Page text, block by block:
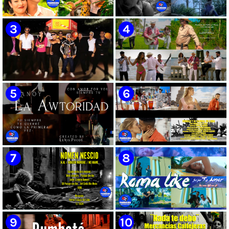
🟡 Susel Gómez (La China) ||
¨Oye Mi Leloley¨ || Director:
Onelio Jesús Larralde González
|| Música popular bailable
cubana || Videoclip || CUBA
🟢 Pirro | ¨Vuelve a mi¨ |
Videoclip | Música Urbana
Cubana | Artistas Cubanos |
Canción | CUBA
🔴 Osmani García & Varios
Artistas | ¨Chupi Chupi¨ |
Director: Joel Guilian | Videoclip
| Música Urbana Cubana |
Artistas Cubanos | Canción |
CUBA
🟡 Tico González - ¨Aunque se
pare la mula¨ - Videoclip -
Dirección: John Meriles -
Roberto C. González
🟢 Hanoy La Awtoridad |
¨Siempre Tú¨ | Director:
LEWIS.PRODS | Videoclip |
Música Urbana Cubana |
Artistas Cubanos | Canción |
🟡 Ronald & El Karnal de Cuba
- ¨Que bonito es el amor¨ 📺
Videoclip - 🎬 Director: Andros
Barroso